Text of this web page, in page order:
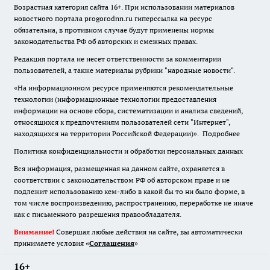
Возрастная категория сайта 16+. При использовании материалов
новостного портала progorodnn.ru гиперссылка на ресурс
обязательна, в противном случае будут применены нормы
законодательства РФ об авторских и смежных правах.
Редакция портала не несет ответственности за комментарии
пользователей, а также материалы рубрики "народные новости".
«На информационном ресурсе применяются рекомендательные
технологии (информационные технологии предоставления
информации на основе сбора, систематизации и анализа сведений,
относящихся к предпочтениям пользователей сети "Интернет",
находящихся на территории Российской Федерации)». Подробнее
Политика конфиденциальности и обработки персональных данных
Вся информация, размещенная на данном сайте, охраняется в
соответствии с законодательством РФ об авторском праве и не
подлежит использованию кем-либо в какой бы то ни было форме, в
том числе воспроизведению, распространению, переработке не иначе
как с письменного разрешения правообладателя.
Внимание! Совершая любые действия на сайте, вы автоматически
принимаете условия «Cоглашения»
16+